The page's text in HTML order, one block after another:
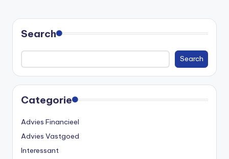
Search
Search
Categorie
Advies Financieel
Advies Vastgoed
Interessant